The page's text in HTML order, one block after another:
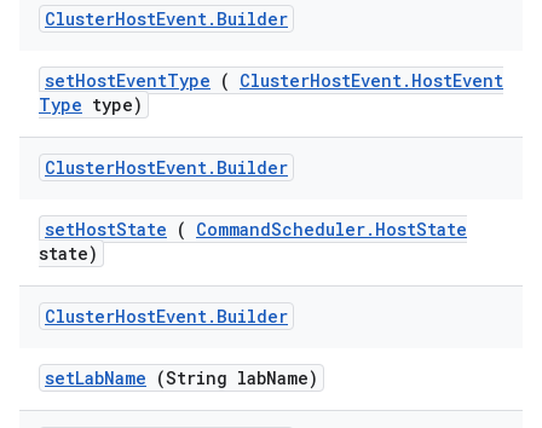
ClusterHostEvent. Builder
setHostEventType ( ClusterHostEvent. HostEvent
Type type)
ClusterHostEvent. Builder
setHostState ( CommandScheduler. HostState
state)
ClusterHostEvent. Builder
setLabName (String labName)